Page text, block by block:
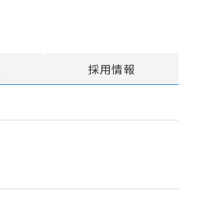
採用情報